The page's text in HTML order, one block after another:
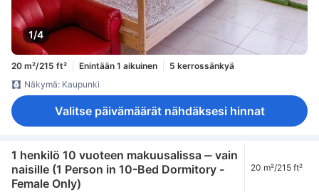
1/4
20 m²/215 ft² Enintään 1 aikuinen
5 kerrossänkyä
Näkymä: Kaupunki
Valitse päivämäärät nähdäksesi hinnat
1 henkilö 10 vuoteen makuusalissa ‒ vain
naisille (1 Person in 10-Bed Dormitory -
Female Only)
20 m²/215 ft²